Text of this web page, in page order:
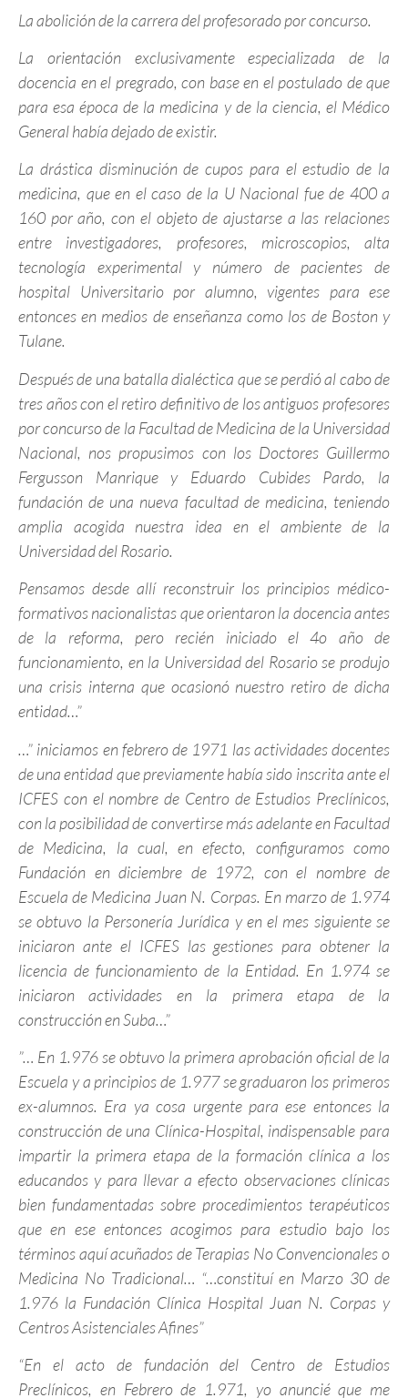
La abolición de la carrera del profesorado por concurso.
La orientación exclusivamente especializada de la
docencia en el pregrado, con base en el postulado de que
para esa época de la medicina y de la ciencia, el Médico
General había dejado de existir.
La drástica disminución de cupos para el estudio de la
medicina, que en el caso de la U Nacional fue de 400 a
160 por año, con el objeto de ajustarse a las relaciones
entre investigadores, profesores, microscopios, alta
tecnología experimental y número de pacientes de
hospital Universitario por alumno, vigentes para ese
entonces en medios de enseñanza como los de Boston y
Tulane.
Después de una batalla dialéctica que se perdió al cabo de
tres años con el retiro definitivo de los antiguos profesores
por concurso de la Facultad de Medicina de la Universidad
Nacional, nos propusimos con los Doctores Guillermo
Fergusson Manrique y Eduardo Cubides Pardo, la
fundación de una nueva facultad de medicina, teniendo
amplia acogida nuestra idea en el ambiente de la
Universidad del Rosario.
Pensamos desde allí reconstruir los principios médico-
formativos nacionalistas que orientaron la docencia antes
de la reforma, pero recién iniciado el 4o año de
funcionamiento, en la Universidad del Rosario se produjo
una crisis interna que ocasionó nuestro retiro de dicha
entidad…”
…” iniciamos en febrero de 1971 las actividades docentes
de una entidad que previamente había sido inscrita ante el
ICFES con el nombre de Centro de Estudios Preclínicos,
con la posibilidad de convertirse más adelante en Facultad
de Medicina, la cual, en efecto, configuramos como
Fundación en diciembre de 1972, con el nombre de
Escuela de Medicina Juan N. Corpas. En marzo de 1.974
se obtuvo la Personería Jurídica y en el mes siguiente se
iniciaron ante el ICFES las gestiones para obtener la
licencia de funcionamiento de la Entidad. En 1.974 se
iniciaron actividades en la primera etapa de la
construcción en Suba…”
”… En 1.976 se obtuvo la primera aprobación oficial de la
Escuela y a principios de 1.977 se graduaron los primeros
ex-alumnos. Era ya cosa urgente para ese entonces la
construcción de una Clínica-Hospital, indispensable para
impartir la primera etapa de la formación clínica a los
educandos y para llevar a efecto observaciones clínicas
bien fundamentadas sobre procedimientos terapéuticos
que en ese entonces acogimos para estudio bajo los
términos aquí acuñados de Terapias No Convencionales o
Medicina No Tradicional… “…constituí en Marzo 30 de
1.976 la Fundación Clínica Hospital Juan N. Corpas y
Centros Asistenciales Afines”
“En el acto de fundación del Centro de Estudios
Preclínicos, en Febrero de 1.971, yo anuncié que me